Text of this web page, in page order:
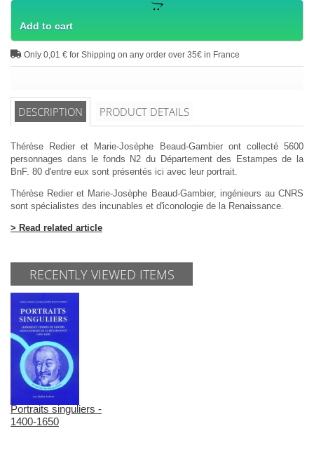
Add to cart
Only 0,01 € for Shipping on any order over 35€ in France
DESCRIPTION PRODUCT DETAILS
Thérèse Redier et Marie-Josèphe Beaud-Gambier ont collecté 5600
personnages dans le fonds N2 du Département des Estampes de la
BnF. 80 d'entre eux sont présentés ici avec leur portrait.
Thérèse Redier et Marie-Josèphe Beaud-Gambier, ingénieurs au CNRS
sont spécialistes des incunables et d'iconologie de la Renaissance.
> Read related article
RECENTLY VIEWED ITEMS
Portraits singuliers -
1400-1650